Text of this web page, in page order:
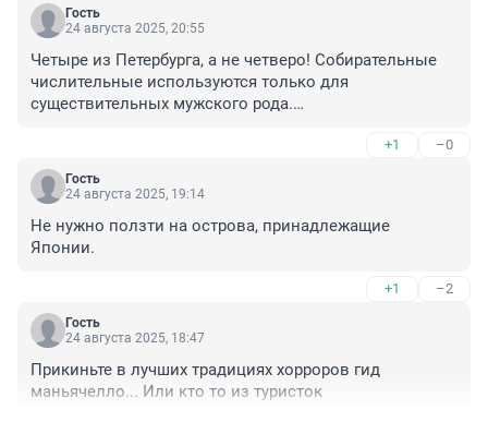
Гость
24 августа 2025, 20:55
Четыре из Петербурга, а не четверо! Собирательные
числительные используются только для
существительных мужского рода.
+1 –0
Гость
24 августа 2025, 19:14
Не нужно ползти на острова, принадлежащие
Японии.
+1 –2
Гость
24 августа 2025, 18:47
Прикиньте в лучших традициях хорроров гид
маньячелло... Или кто то из туристок